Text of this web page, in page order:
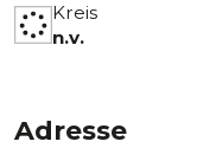
Kreis
n.v.
Adresse